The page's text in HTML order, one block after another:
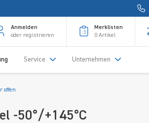
Anmelden
oder registrieren
Merklisten
0 Artikel
Service Unternehmen
offen
-50°/+145°C